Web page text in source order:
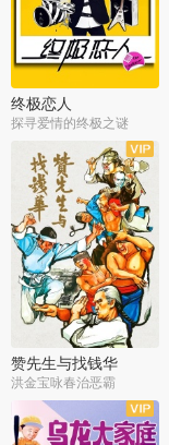
终极恋人
探寻爱情的终极之谜
赞先生与找钱华
洪金宝咏春治恶霸